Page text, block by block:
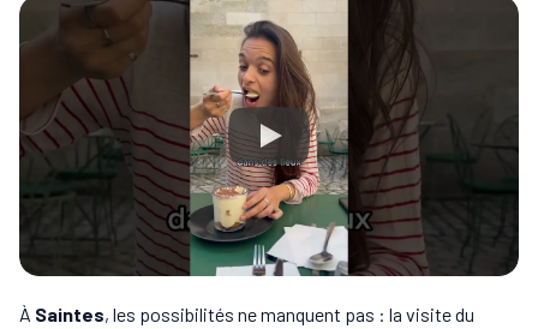
À Saintes, les possibilités ne manquent pas : la visite du